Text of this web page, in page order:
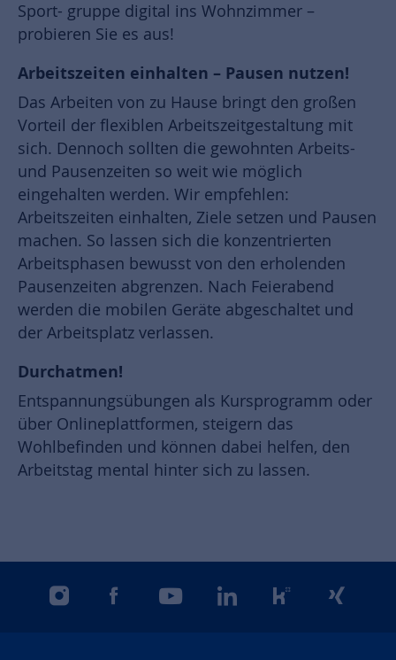
Sport- gruppe digital ins Wohnzimmer –
probieren Sie es aus!
Arbeitszeiten einhalten – Pausen nutzen!
Das Arbeiten von zu Hause bringt den großen
Vorteil der flexiblen Arbeitszeitgestaltung mit
sich. Dennoch sollten die gewohnten Arbeits-
und Pausenzeiten so weit wie möglich
eingehalten werden. Wir empfehlen:
Arbeitszeiten einhalten, Ziele setzen und Pausen
machen. So lassen sich die konzentrierten
Arbeitsphasen bewusst von den erholenden
Pausenzeiten abgrenzen. Nach Feierabend
werden die mobilen Geräte abgeschaltet und
der Arbeitsplatz verlassen.
Durchatmen!
Entspannungsübungen als Kursprogramm oder
über Onlineplattformen, steigern das
Wohlbefinden und können dabei helfen, den
Arbeitstag mental hinter sich zu lassen.
instagramfacebookyoutubelinkedinkununuxing